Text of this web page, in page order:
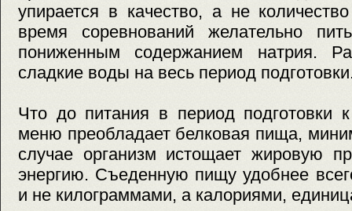
упирается в качество, а не
время соревнований желательно
пониженным содержанием натрия.
сладкие воды на весь период
Что до питания в период подготовки
меню преобладает белковая пища,
случае организм истощает жировую
энергию. Съеденную пищу удобнее
и не килограммами, а калориями,